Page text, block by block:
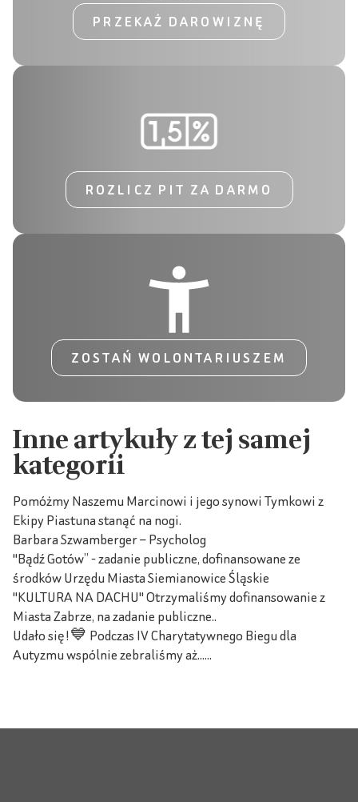
PRZEKAŻ DAROWIZNĘ
ROZLICZ PIT ZA DARMO
ZOSTAŃ WOLONTARIUSZEM
Inne artykuły z tej samej
kategorii
Pomóżmy Naszemu Marcinowi i jego synowi Tymkowi z
Ekipy Piastuna stanąć na nogi.
Barbara Szwamberger – Psycholog
"Bądź Gotów” - zadanie publiczne, dofinansowane ze
środków Urzędu Miasta Siemianowice Śląskie
"KULTURA NA DACHU" Otrzymaliśmy dofinansowanie z
Miasta Zabrze, na zadanie publiczne..
Udało się!💙 Podczas IV Charytatywnego Biegu dla
Autyzmu wspólnie zebraliśmy aż......